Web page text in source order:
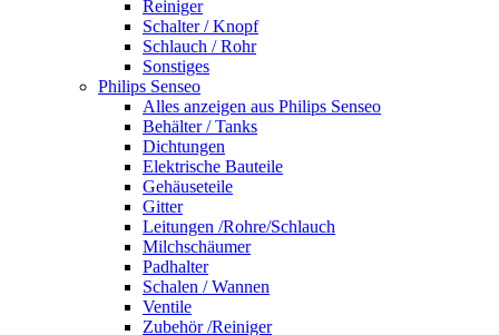
Reiniger
Schalter / Knopf
Schlauch / Rohr
Sonstiges
Philips Senseo
Alles anzeigen aus Philips Senseo
Behälter / Tanks
Dichtungen
Elektrische Bauteile
Gehäuseteile
Gitter
Leitungen /Rohre/Schlauch
Milchschäumer
Padhalter
Schalen / Wannen
Ventile
Zubehör /Reiniger